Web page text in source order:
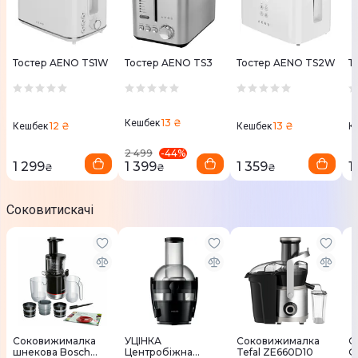
Тостер AENO TS1W
Кешбек12 ₴
1 299₴
Тостер AENO TS3
Кешбек13 ₴
2 499 -44%
1 399₴
Тостер AENO TS2W
Кешбек13 ₴
1 359₴ 1
Соковитискачі
Соковижималка
шнекова Bosch
УЦІНКА
Центробіжна
Соковижималка
Tefal ZE660D10